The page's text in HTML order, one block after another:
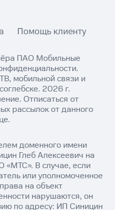
Помощь клиенту
ПАО Мобильные
.
мобильной связи и
2026 г.
. Отписаться от
рассылок от данного
.
доменного имени
Глеб Алексеевич на
«МТС». В случае, если
или уполномоченное
на объект
нарушаются, он
по адресу: ИП Синицин